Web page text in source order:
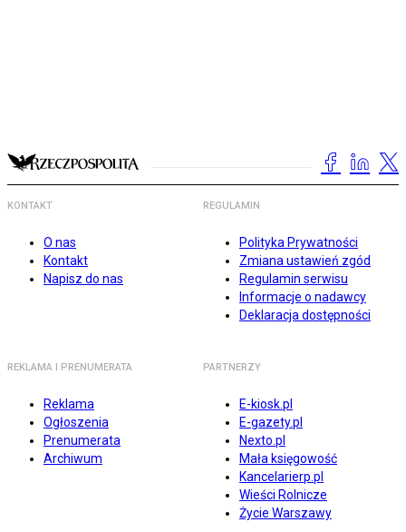
KONTAKT
O nas
Kontakt
Napisz do nas
REGULAMIN
Polityka Prywatności
Zmiana ustawień zgód
Regulamin serwisu
Informacje o nadawcy
Deklaracja dostępności
REKLAMA I PRENUMERATA
Reklama
Ogłoszenia
Prenumerata
Archiwum
PARTNERZY
E-kiosk.pl
E-gazety.pl
Nexto.pl
Mała księgowość
Kancelarierp.pl
Wieści Rolnicze
Życie Warszawy